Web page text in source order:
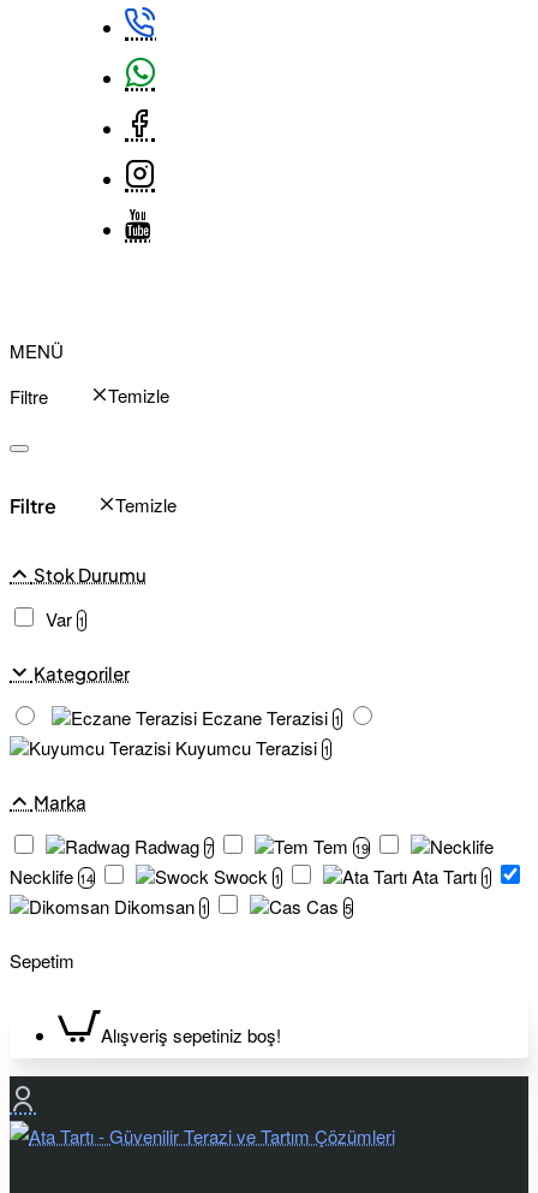
MENÜ
Filtre
Temizle
Filtre Temizle
Stok Durumu
Var 1
Kategoriler
Eczane Terazisi 1
Kuyumcu Terazisi 1
Marka
Radwag 7 Tem 19
Necklife 14 Swock 1 Ata Tartı 1
Dikomsan 1 Cas 5
Sepetim
Alışveriş sepetiniz boş!